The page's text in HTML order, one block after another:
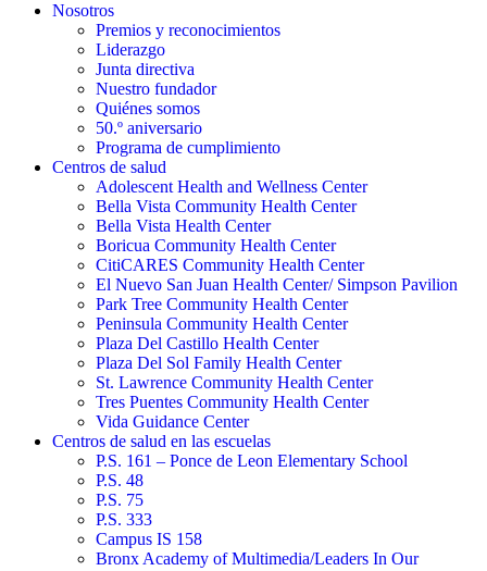
Nosotros
Premios y reconocimientos
Liderazgo
Junta directiva
Nuestro fundador
Quiénes somos
50.º aniversario
Programa de cumplimiento
Centros de salud
Adolescent Health and Wellness Center
Bella Vista Community Health Center
Bella Vista Health Center
Boricua Community Health Center
CitiCARES Community Health Center
El Nuevo San Juan Health Center/ Simpson Pavilion
Park Tree Community Health Center
Peninsula Community Health Center
Plaza Del Castillo Health Center
Plaza Del Sol Family Health Center
St. Lawrence Community Health Center
Tres Puentes Community Health Center
Vida Guidance Center
Centros de salud en las escuelas
P.S. 161 – Ponce de Leon Elementary School
P.S. 48
P.S. 75
P.S. 333
Campus IS 158
Bronx Academy of Multimedia/Leaders In Our